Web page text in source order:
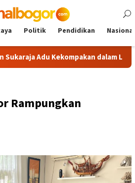
Politik Pendidikan Nasional
Kekompakan dalam Lomba PBB
Rampungkan